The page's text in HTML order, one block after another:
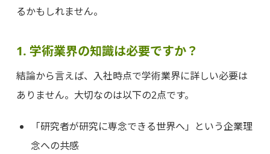
るかもしれません。
1. 学術業界の知識は必要ですか？
結論から言えば、入社時点で学術業界に詳しい必要は
ありません。大切なのは以下の2点です。
「研究者が研究に専念できる世界へ」という企業理
念への共感